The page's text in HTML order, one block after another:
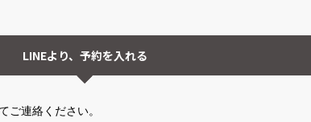
LINEより、予約を入れる
ご連絡ください。